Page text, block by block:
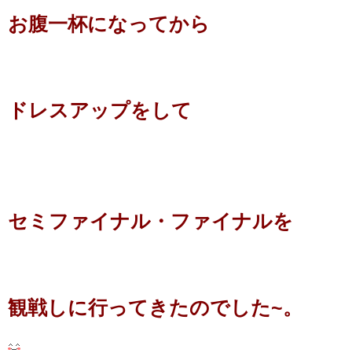
お腹一杯になってから
ドレスアップを して
セミファイナル・ファイナルを
観戦しに行ってきたのでした~。